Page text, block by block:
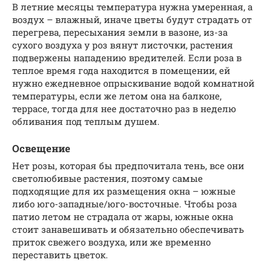
В летние месяцы температура нужна умеренная, а
воздух – влажный, иначе цветы будут страдать от
перегрева, пересыхания земли в вазоне, из-за
сухого воздуха у роз вянут листочки, растения
подвержены нападению вредителей. Если роза в
теплое время года находится в помещении, ей
нужно ежедневное опрыскивание водой комнатной
температуры, если же летом она на балконе,
террасе, тогда для нее достаточно раз в неделю
обливания под теплым душем.
Освещение
Нет розы, которая бы предпочитала тень, все они
светолюбивые растения, поэтому самые
подходящие для их размещения окна – южные
либо юго-западные/юго-восточные. Чтобы роза
патио летом не страдала от жары, южные окна
стоит занавешивать и обязательно обеспечивать
приток свежего воздуха, или же временно
переставить цветок.